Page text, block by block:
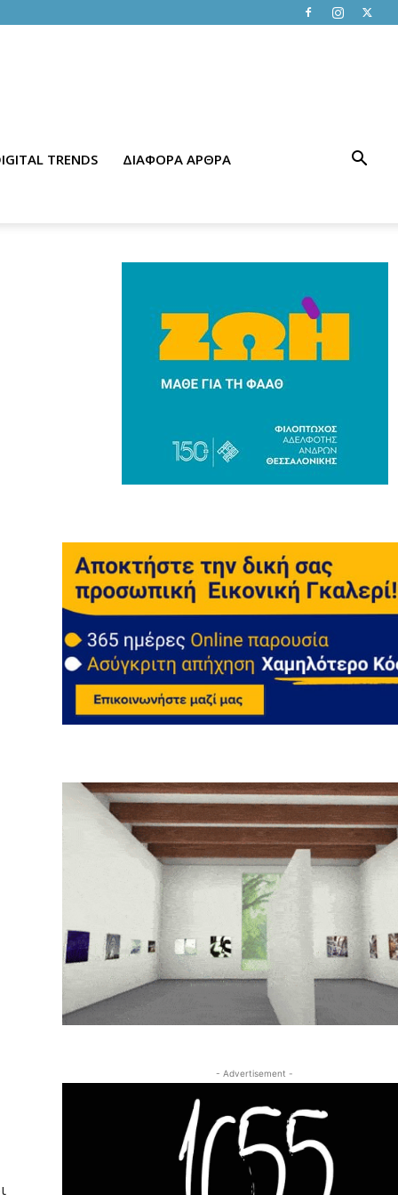
TRENDS ΔΙΑΦΟΡΑ ΑΡΘΡΑ
- Advertisement -